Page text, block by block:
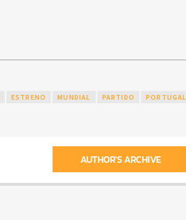
ESTRENO MUNDIAL PARTIDO PORTUGAL
AUTHOR'S ARCHIVE